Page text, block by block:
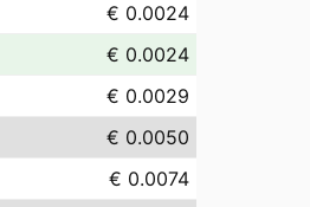
€ 0.0024
€ 0.0024
€ 0.0029
€ 0.0050
€ 0.0074